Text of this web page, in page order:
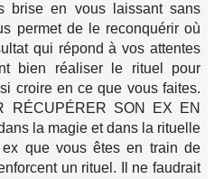
brise en vous laissant sans
permet de le reconquérir où
qui répond à vos attentes
bien réaliser le rituel pour
croire en ce que vous faites.
RÉCUPÉRER SON EX EN
la magie et dans la rituelle
que vous êtes en train de
un rituel. Il ne faudrait